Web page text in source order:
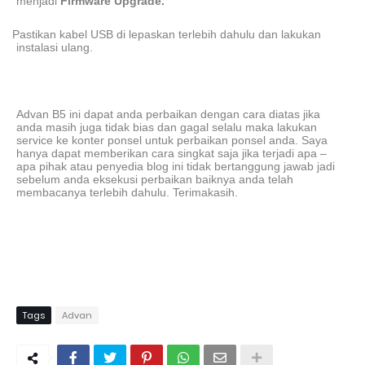
Pastikan kabel USB di lepaskan terlebih dahulu dan lakukan
instalasi ulang.
Advan B5 ini dapat anda perbaikan dengan cara diatas jika
anda masih juga tidak bias dan gagal selalu maka lakukan
service ke konter ponsel untuk perbaikan ponsel anda. Saya
hanya dapat memberikan cara singkat saja jika terjadi apa –
apa pihak atau penyedia blog ini tidak bertanggung jawab jadi
sebelum anda eksekusi perbaikan baiknya anda telah
membacanya terlebih dahulu. Terimakasih.
Tags Advan